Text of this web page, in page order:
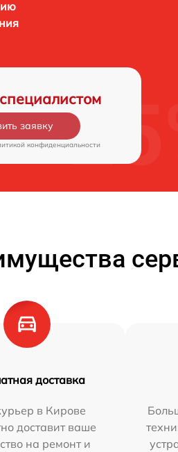
заявку
конфиденциальности
доставка
в Кирове
доставит ваше
на ремонт и